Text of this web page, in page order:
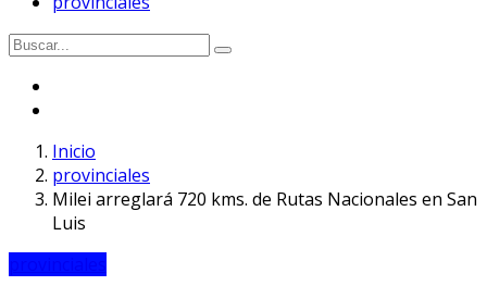
Inicio
provinciales
Milei arreglará 720 kms. de Rutas Nacionales en San
Luis